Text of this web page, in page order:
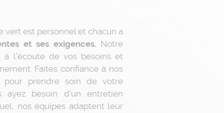
vert est personnel et chacun a
et ses exigences. Notre
l’écoute de vos besoins et
Faites confiance à nos
pour prendre soin de votre
ayez besoin d’un entretien
nos équipes adaptent leur